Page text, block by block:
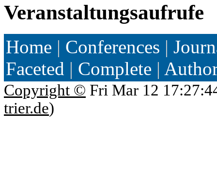
Veranstaltungsaufrufe
Home | Conferences |
Faceted | Complete |
Copyright © Fri Mar 12
trier.de)